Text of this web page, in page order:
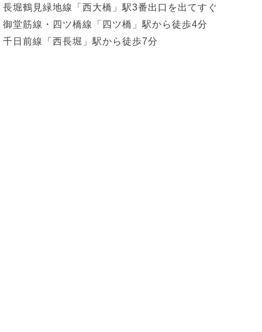
長堀鶴見緑地線「西大橋」駅3番出口を出てすぐ
御堂筋線・四ツ橋線「四ツ橋」駅から徒歩4分
千日前線「西長堀」駅から徒歩7分